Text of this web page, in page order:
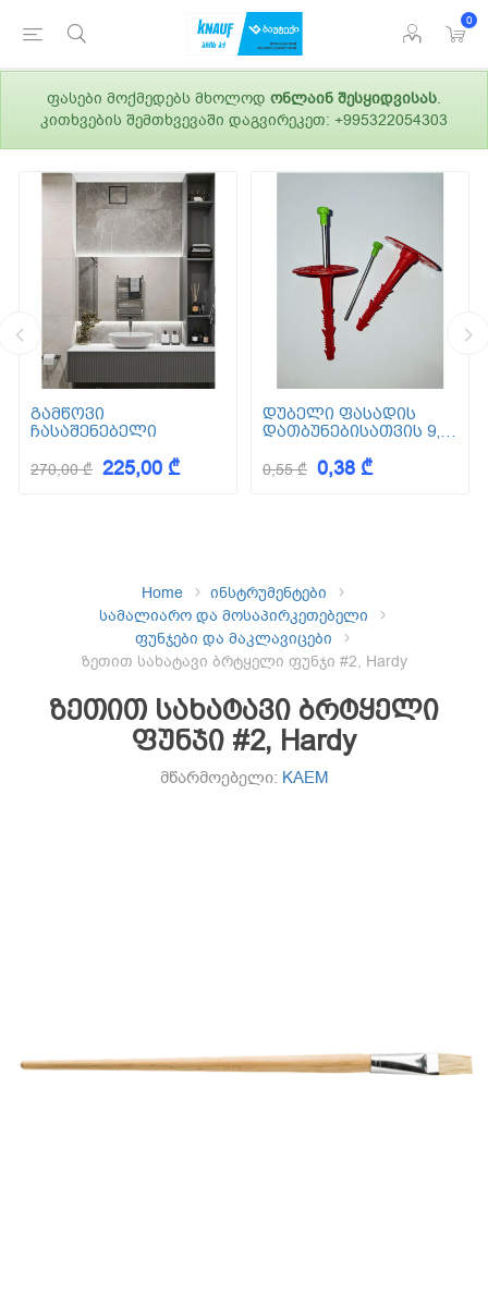
0
ფასები მოქმედებს მხოლოდ ონლაინ შესყიდვისას.
კითხვების შემთხვევაში დაგვირეკეთ: +995322054303
გამწოვი
ჩასაშენებელი
270,00 ₾ 225,00 ₾
დუბელი ფასადის
დათბუნებისათვის 9,5
0,55 ₾ 0,38 ₾
Home
ინსტრუმენტები
სამალიარო და მოსაპირკეთებელი
ფუნჯები და მაკლავიცები
ზეთით სახატავი ბრტყელი ფუნჯი #2, Hardy
ზეთით სახატავი ბრტყელი
ფუნჯი #2, Hardy
მწარმოებელი: KAEM